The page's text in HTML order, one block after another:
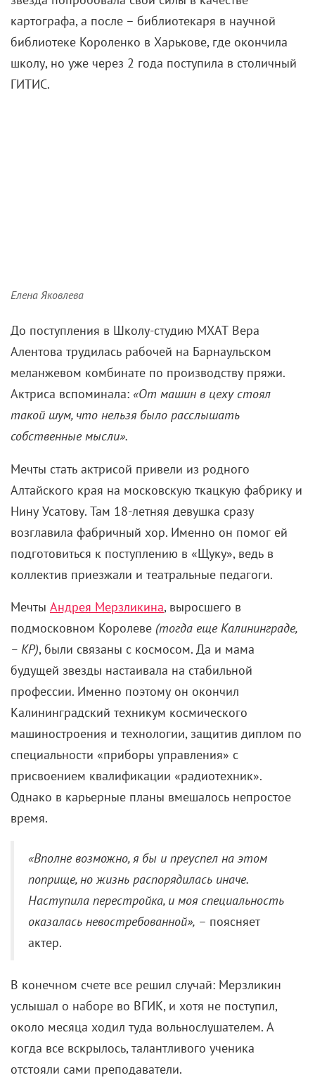
картографа, а после – библиотекаря в научной
библиотеке Короленко в Харькове, где окончила
школу, но уже через 2 года поступила в столичный
ГИТИС.
Елена Яковлева
До поступления в Школу-студию МХАТ Вера
Алентова трудилась рабочей на Барнаульском
меланжевом комбинате по производству пряжи.
Актриса вспоминала: «От машин в цеху стоял
такой шум, что нельзя было расслышать
собственные мысли».
Мечты стать актрисой привели из родного
Алтайского края на московскую ткацкую фабрику и
Нину Усатову. Там 18-летняя девушка сразу
возглавила фабричный хор. Именно он помог ей
подготовиться к поступлению в «Щуку», ведь в
коллектив приезжали и театральные педагоги.
Мечты Андрея Мерзликина, выросшего в
подмосковном Королеве (тогда еще Калининграде,
– КР), были связаны с космосом. Да и мама
будущей звезды настаивала на стабильной
профессии. Именно поэтому он окончил
Калининградский техникум космического
машиностроения и технологии, защитив диплом по
специальности «приборы управления» с
присвоением квалификации «радиотехник».
Однако в карьерные планы вмешалось непростое
время.
«Вполне возможно, я бы и преуспел на этом
поприще, но жизнь распорядилась иначе.
Наступила перестройка, и моя специальность
оказалась невостребованной», – поясняет
актер.
В конечном счете все решил случай: Мерзликин
услышал о наборе во ВГИК, и хотя не поступил,
около месяца ходил туда вольнослушателем. А
когда все вскрылось, талантливого ученика
отстояли сами преподаватели.